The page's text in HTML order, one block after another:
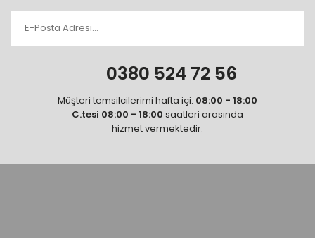
0380 524 72 56
Müşteri temsilcilerimi hafta içi: 08:00 - 18:00
C.tesi 08:00 - 18:00 saatleri arasında
hizmet vermektedir.